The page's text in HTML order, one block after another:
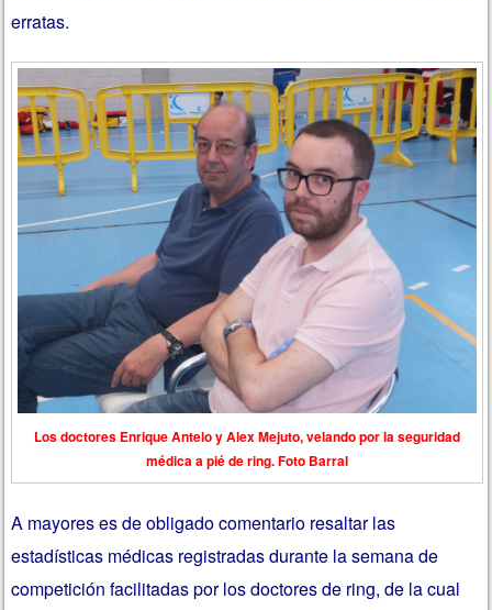
erratas.
Los doctores Enrique Antelo y Alex Mejuto, velando por la seguridad
médica a pié de ring. Foto Barral
A mayores es de obligado comentario resaltar las
estadísticas médicas registradas durante la semana de
competición facilitadas por los doctores de ring, de la cual